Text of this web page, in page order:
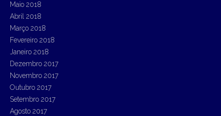
Maio 2018
Abril 2018
Março 2018
Fevereiro 2018
Janeiro 2018
Dezembro 2017
Novembro 2017
Outubro 2017
Setembro 2017
Agosto 2017